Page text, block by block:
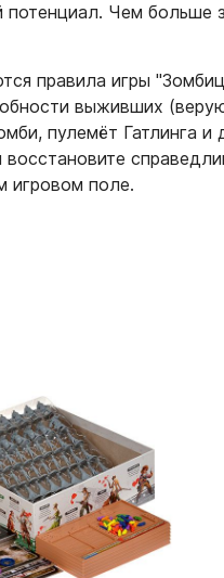
Чем больше
правила игры
выживших
пулемёт Гатлинга
игровом поле.